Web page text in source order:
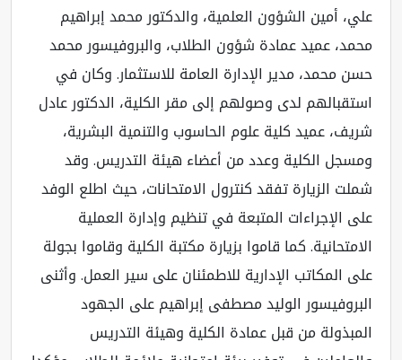
علي، أمين الشؤون العلمية، والدكتور محمد إبراهيم
محمد، عميد عمادة شؤون الطلاب، والبروفيسور محمد
حسن محمد، مدير الإدارة العامة للاستثمار. وكان في
استقبالهم لدى وصولهم إلى مقر الكلية، الدكتور عادل
شريف، عميد كلية علوم الحاسوب والتنمية البشرية،
ومسجل الكلية وعدد من أعضاء هيئة التدريس. وقد
شملت الزيارة تفقد كنترول الامتحانات، حيث اطلع الوفد
على الإجراءات المتبعة في تنظيم وإدارة العملية
الامتحانية. كما قاموا بزيارة مكتبة الكلية وقاموا بجولة
على المكاتب الإدارية للاطمئنان على سير العمل. وأثنى
البروفيسور الوليد مصطفى إبراهيم على الجهود
المبذولة من قبل عمادة الكلية وهيئة التدريس